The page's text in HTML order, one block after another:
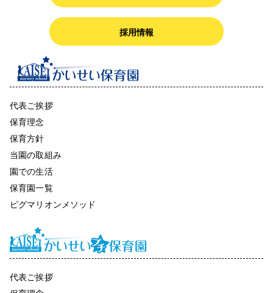
採用情報
代表ご挨拶
保育理念
保育方針
当園の取組み
園での生活
保育園一覧
ピグマリオンメソッド
代表ご挨拶